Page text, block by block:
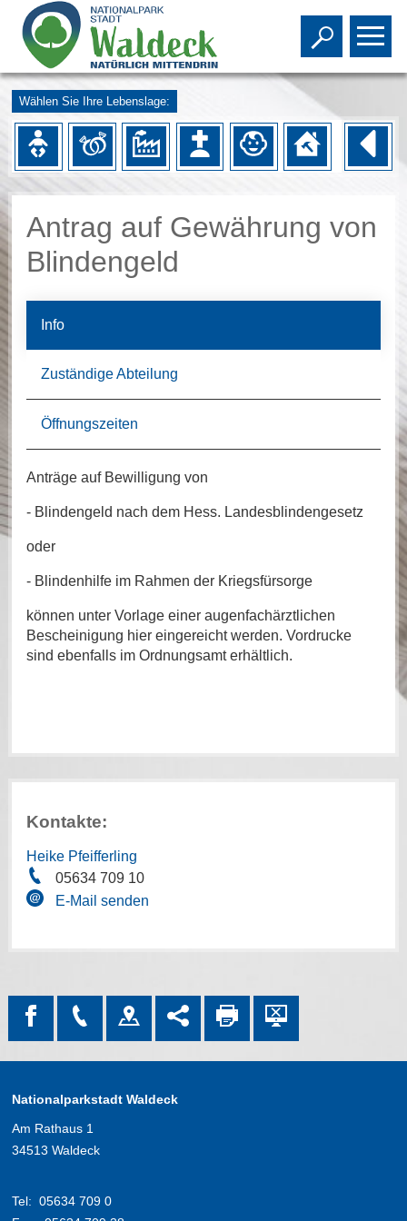
Toggle
Wählen Sie Ihre Lebenslage:
Antrag auf Gewährung von
Blindengeld
Info
Zuständige Abteilung
Öffnungszeiten
Anträge auf Bewilligung von
- Blindengeld nach dem Hess. Landesblindengesetz
oder
- Blindenhilfe im Rahmen der Kriegsfürsorge
können unter Vorlage einer augenfachärztlichen
Bescheinigung hier eingereicht werden. Vordrucke
sind ebenfalls im Ordnungsamt erhältlich.
Kontakte:
Heike Pfeifferling
05634 709 10
E-Mail senden
Nationalparkstadt Waldeck
Am Rathaus 1
34513 Waldeck
Tel: 05634 709 0